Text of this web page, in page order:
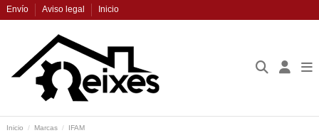
Envío Aviso legal Inicio
Inicio Marcas IFAM